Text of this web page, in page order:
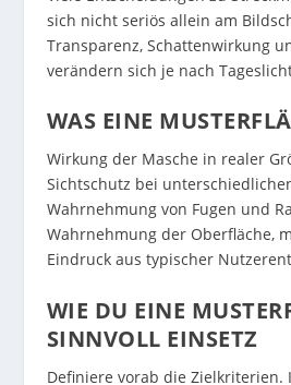
sich nicht seriös allein am
Transparenz, Schattenwirkung
verändern sich je nach
WAS EINE
Wirkung der Masche in realer
Sichtschutz bei
Wahrnehmung von Fugen und
Wahrnehmung der Oberfläche,
Eindruck aus typischer
WIE DU EINE
SINNVOLL EINSETZ
Definiere vorab die Zielkriterien.